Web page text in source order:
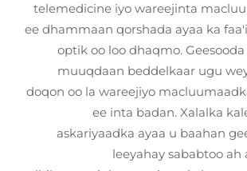
telemedicine iyo wareejinta
ee dhammaan qorshada ayaa ka
optik oo loo dhaqmo.
muuqdaan beddelkaar ugu
doqon oo la wareejiyo
ee inta badan. Xalalka
askariyaadka ayaa u baahan
leeyahay sababtoo ah